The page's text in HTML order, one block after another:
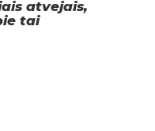
atvejais,
tai